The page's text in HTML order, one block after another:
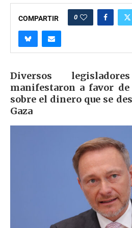
COMPARTIR 0
Diversos
manifestaron a favor
sobre el dinero que se
Gaza